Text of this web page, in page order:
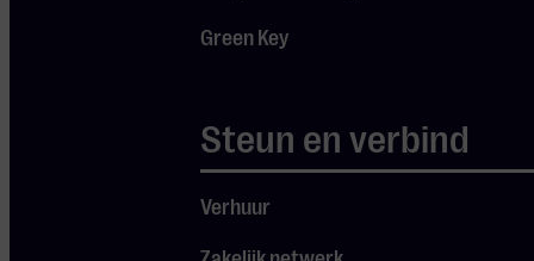
Green Key
Steun en verbind
Verhuur
interessant